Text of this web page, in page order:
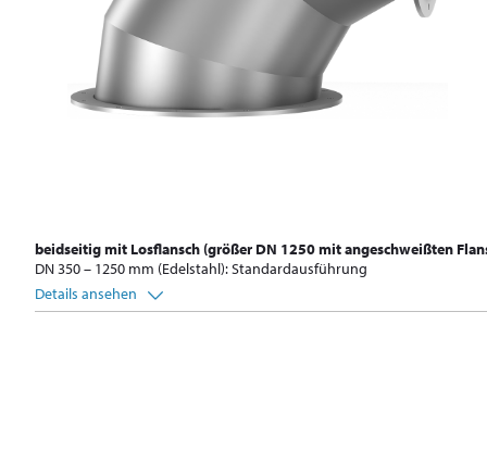
beidseitig mit Losflansch (größer DN 1250 mit angeschweißten
DN 350 – 1250 mm (Edelstahl): Standardausführung
Details ansehen